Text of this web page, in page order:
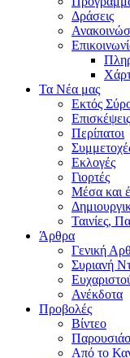
Δράσεις
Τα Νέα μας
Εκτός
Επισκέψεις
Περίπατοι
Εκλογές
Γιορτές
Μέσα και
Ταινίες,
Άρθρα
Γενική
Συριανή
Ανέκδοτα
Προβολές
Βίντεο
Από το